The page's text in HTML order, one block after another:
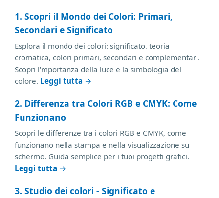
1. Scopri il Mondo dei Colori: Primari,
Secondari e Significato
Esplora il mondo dei colori: significato, teoria
cromatica, colori primari, secondari e complementari.
Scopri l'mportanza della luce e la simbologia del
colore. Leggi tutta →
2. Differenza tra Colori RGB e CMYK: Come
Funzionano
Scopri le differenze tra i colori RGB e CMYK, come
funzionano nella stampa e nella visualizzazione su
schermo. Guida semplice per i tuoi progetti grafici.
Leggi tutta →
3. Studio dei colori - Significato e